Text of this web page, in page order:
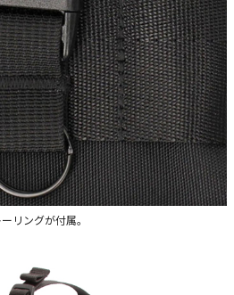
リングが付属。